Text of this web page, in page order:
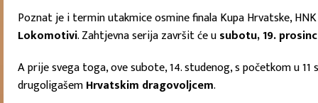
Poznat je i termin utakmice osmine finala Kupa Hrvatske,
Lokomotivi. Zahtjevna serija završit će usubotu, 19.
A prije svega toga, ove subote, 14. studenog, s početkom u
drugoligašemHrvatskim dragovoljcem.